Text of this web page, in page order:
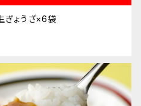
ぎょうざ×6袋